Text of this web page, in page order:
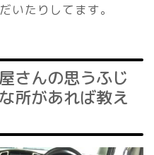
いたりしてます。
さんの思うふじ
所があれば教え